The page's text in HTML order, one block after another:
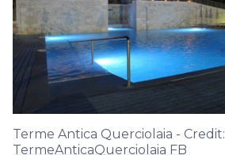
Terme Antica Querciolaia - Credit:
TermeAnticaQuerciolaia FB